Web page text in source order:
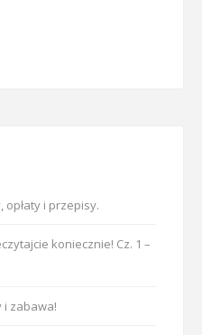
opłaty i przepisy.
koniecznie! Cz. 1 –
i zabawa!